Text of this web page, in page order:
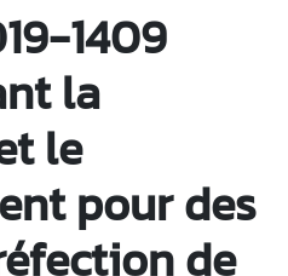
1409
la
le
pour des
de